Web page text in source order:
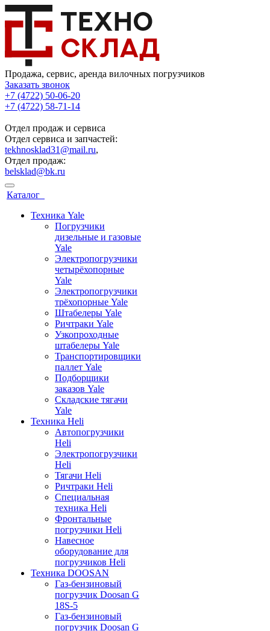
Продажа, сервис, аренда вилочных погрузчиков
Заказать звонок
+7 (4722) 50-06-20
+7 (4722) 58-71-14
Отдел продаж и сервиса
Отдел сервиса и запчастей:
tekhnosklad31@mail.ru,
Отдел продаж:
belsklad@bk.ru
Каталог
Техника Yale
Погрузчики
дизельные и газовые
Yale
Электропогрузчики
четырёхопорные
Yale
Электропогрузчики
трёхопорные Yale
Штабелеры Yale
Ричтраки Yale
Узкопроходные
штабелеры Yale
Транспортировщики
паллет Yale
Подборщики
заказов Yale
Складские тягачи
Yale
Техника Heli
Автопогрузчики
Heli
Электропогрузчики
Heli
Тягачи Heli
Ричтраки Heli
Специальная
техника Heli
Фронтальные
погрузчики Heli
Навесное
оборудование для
погрузчиков Heli
Техника DOOSAN
Газ-бензиновый
погрузчик Doosan G
18S-5
Газ-бензиновый
погрузчик Doosan G